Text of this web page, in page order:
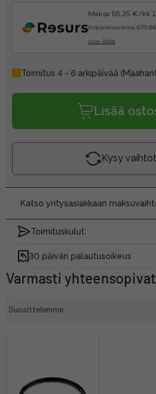
Maksa 56.35 €/kk
Kokonaissumma
Lue lisää
Toimitus 4 - 6 arkipäivää
Lisää
Kysy
Katso yritysasiakkaan
Toimituskulut:
30 päivän palautusoikeus
Varmasti